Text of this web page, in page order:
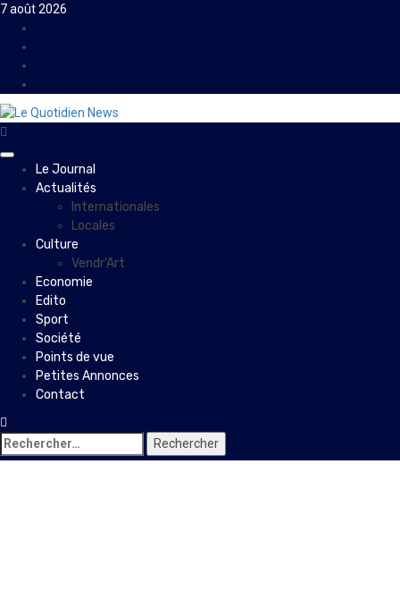
Skip
content
7 août 2026
PrimaryLe Journal
Actualités
Internationales
Locales
Culture
Vendr’Art
Economie
Edito
Sport
Société
Points de vue
Petites Annonces
Contact
Rechercher :